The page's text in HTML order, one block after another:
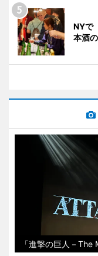
NYで
本酒
「進撃の巨人－